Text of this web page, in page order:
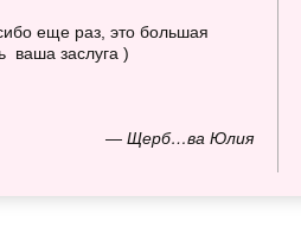
— Щерб…ва Юлия
еще раз, это большая
ваша заслуга )